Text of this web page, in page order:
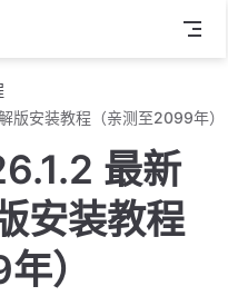
版安装教程（亲测至2099年）
最新
安装教程
）